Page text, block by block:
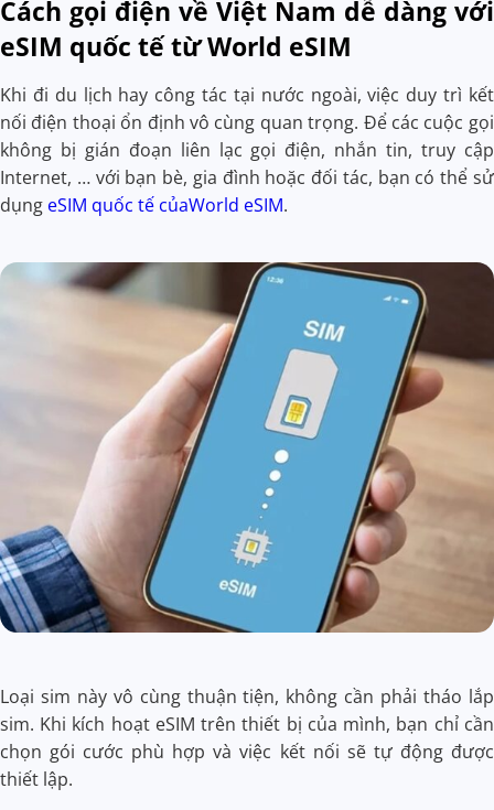
Cách gọi điện về Việt Nam dễ dàng với
eSIM quốc tế từ World eSIM
Khi đi du lịch hay công tác tại nước ngoài, việc duy trì kết
nối điện thoại ổn định vô cùng quan trọng. Để các cuộc gọi
không bị gián đoạn liên lạc gọi điện, nhắn tin, truy cập
Internet, … với bạn bè, gia đình hoặc đối tác, bạn có thể sử
dụng eSIM quốc tế củaWorld eSIM.
Loại sim này vô cùng thuận tiện, không cần phải tháo lắp
sim. Khi kích hoạt eSIM trên thiết bị của mình, bạn chỉ cần
chọn gói cước phù hợp và việc kết nối sẽ tự động được
thiết lập.